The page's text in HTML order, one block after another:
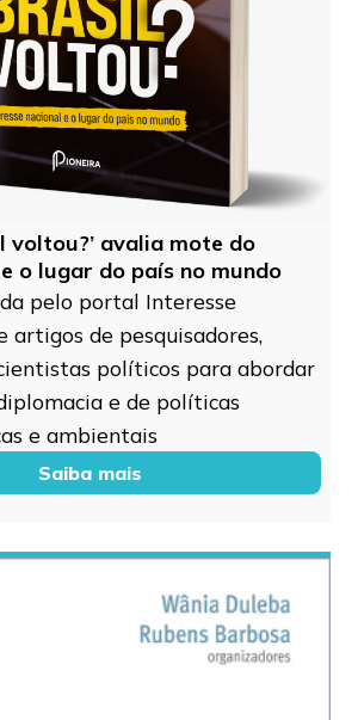
voltou?’ avalia mote do
o lugar do país no mundo
pelo portal Interesse
artigos de pesquisadores,
políticos para abordar
e de políticas
e ambientais
Saiba mais